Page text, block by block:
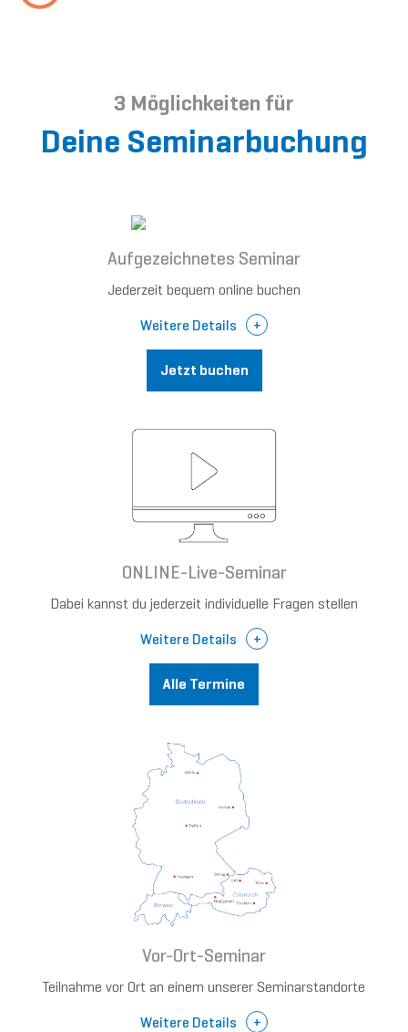
3 Möglichkeiten für
Deine Seminarbuchung
Aufgezeichnetes Seminar
Jederzeit bequem online buchen
Weitere Details
Jetzt buchen
ONLINE-Live-Seminar
Dabei kannst du jederzeit individuelle Fragen stellen
Weitere Details
Alle Termine
Vor-Ort-Seminar
Teilnahme vor Ort an einem unserer Seminarstandorte
Weitere Details